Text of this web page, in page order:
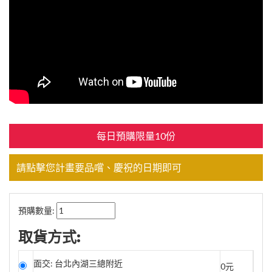
每日預購限量10份
請點擊您計畫要品嚐、慶祝的日期即可
預購數量:
取貨方式:
面交: 台北內湖三總附近 0元